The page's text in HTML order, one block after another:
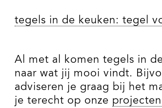
tegels in de keuken: tegel
Al met al komen tegels in
naar wat jij mooi vindt.
adviseren je graag bij het
je terecht op onze